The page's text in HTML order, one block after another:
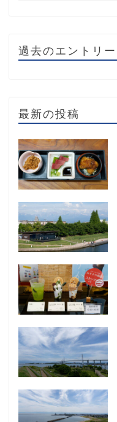
過去のエントリー
最新の投稿